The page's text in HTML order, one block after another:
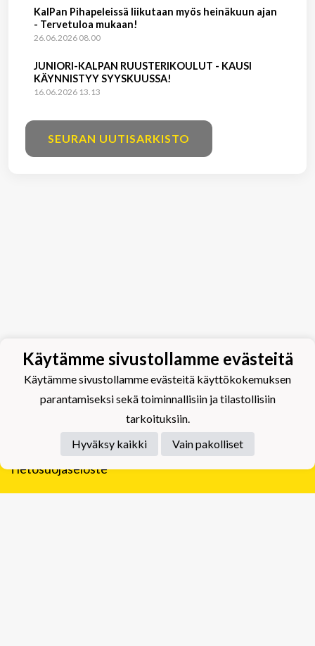
KalPan Pihapeleissä liikutaan myös heinäkuun ajan
- Tervetuloa mukaan!
26.06.2026 08.00
JUNIORI-KALPAN RUUSTERIKOULUT - KAUSI
KÄYNNISTYY SYYSKUUSSA!
16.06.2026 13.13
SEURAN UUTISARKISTO
Tietosuojaseloste
Käytämme sivustollamme evästeitä
Käytämme sivustollamme evästeitä käyttökokemuksen
parantamiseksi sekä toiminnallisiin ja tilastollisiin
tarkoituksiin.
Hyväksy kaikki
Vain pakolliset